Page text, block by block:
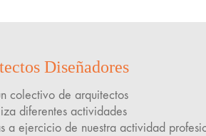
Diseñadores
colectivo de arquitectos
diferentes actividades
a ejercicio de nuestra actividad